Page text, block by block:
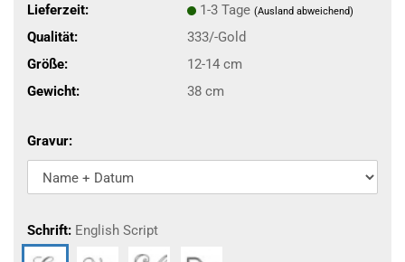
Lieferzeit:
1-3 Tage (Ausland abweichend)
Qualität:
333/-Gold
Größe:
12-14 cm
Gewicht:
38 cm
Gravur:
Schrift: English Script